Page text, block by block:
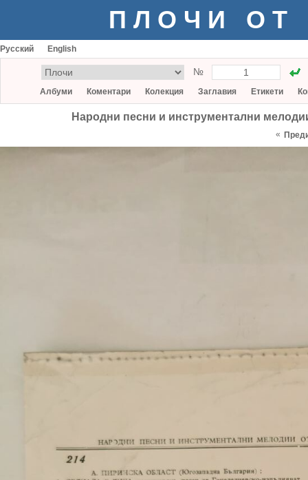
ПЛОЧИ ОТ
Русский English
№
Албуми Коментари Колекция Заглавия Етикети
Народни песни и инструментални
«